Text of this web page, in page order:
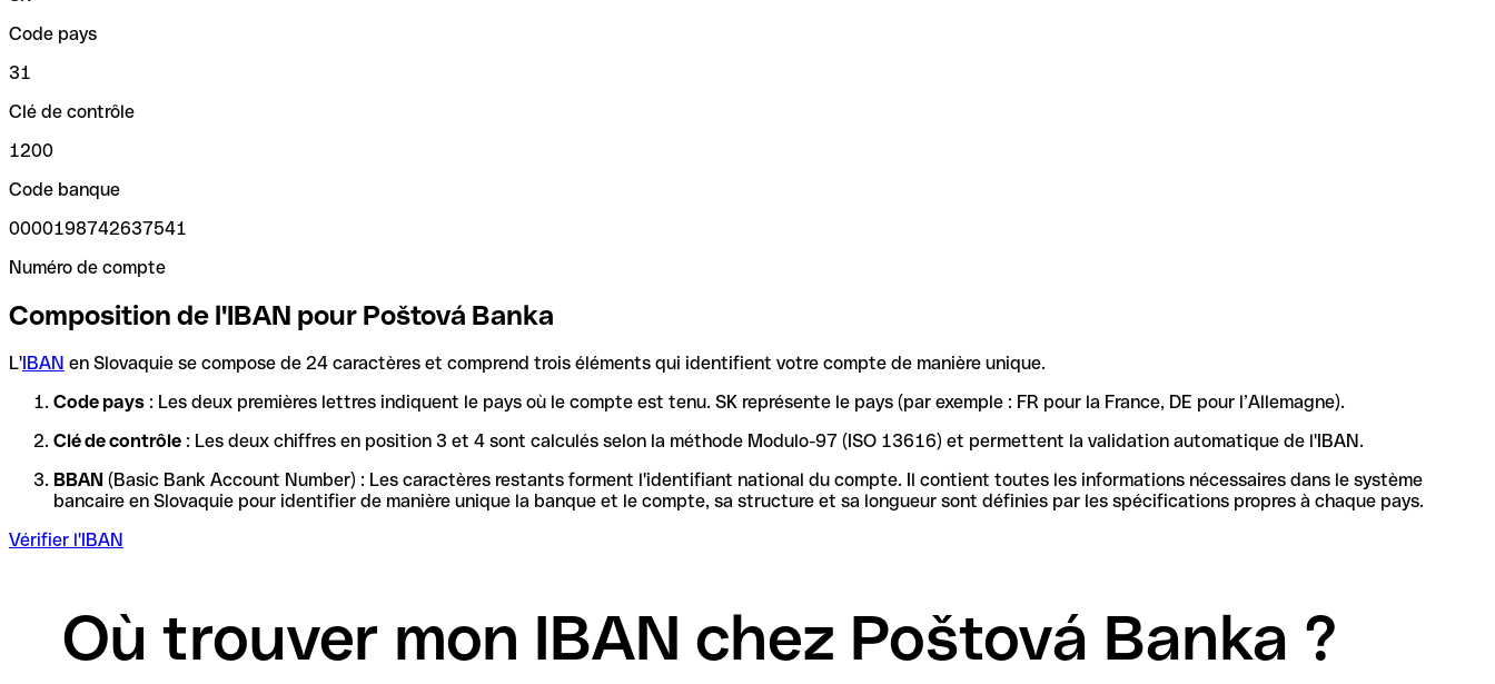
Code pays
31
Clé de contrôle
1200
Code banque
0000198742637541
Numéro de compte
Composition de l'IBAN pour Poštová Banka
L'IBAN en Slovaquie se compose de 24 caractères et comprend trois éléments qui identifient votre compte de manière unique.
Code pays : Les deux premières lettres indiquent le pays où le compte est tenu. SK représente le pays (par exemple : FR pour la France, DE pour l’Allemagne).
Clé de contrôle : Les deux chiffres en position 3 et 4 sont calculés selon la méthode Modulo-97 (ISO 13616) et permettent la validation automatique de l'IBAN.
BBAN (Basic Bank Account Number) : Les caractères restants forment l'identifiant national du compte. Il contient toutes les informations nécessaires dans le système
bancaire en Slovaquie pour identifier de manière unique la banque et le compte, sa structure et sa longueur sont définies par les spécifications propres à chaque pays.
Vérifier l'IBAN
Où trouver mon IBAN chez Poštová Banka ?